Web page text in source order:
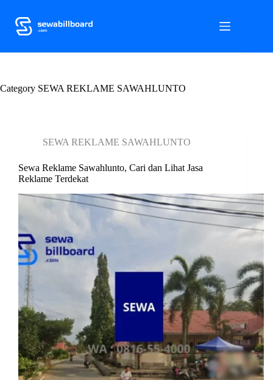
k
t
o
Category SEWA REKLAME SAWAHLUNTO
SEWA REKLAME SAWAHLUNTO
Sewa Reklame Sawahlunto, Cari dan Lihat Jasa
Reklame Terdekat